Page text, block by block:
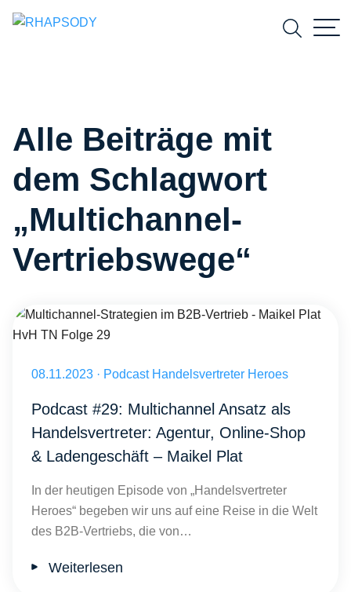
Suchen
Alle Beiträge mit
dem Schlagwort
„Multichannel-
Vertriebswege“
Veröffentlicht am 08.11.2023
08.11.2023 · Podcast Handelsvertreter Heroes
Podcast #29: Multichannel Ansatz als
Handelsvertreter: Agentur, Online-Shop
& Ladengeschäft – Maikel Plat
In der heutigen Episode von „Handelsvertreter
Heroes“ begeben wir uns auf eine Reise in die Welt
des B2B-Vertriebs, die von…
Weiterlesen